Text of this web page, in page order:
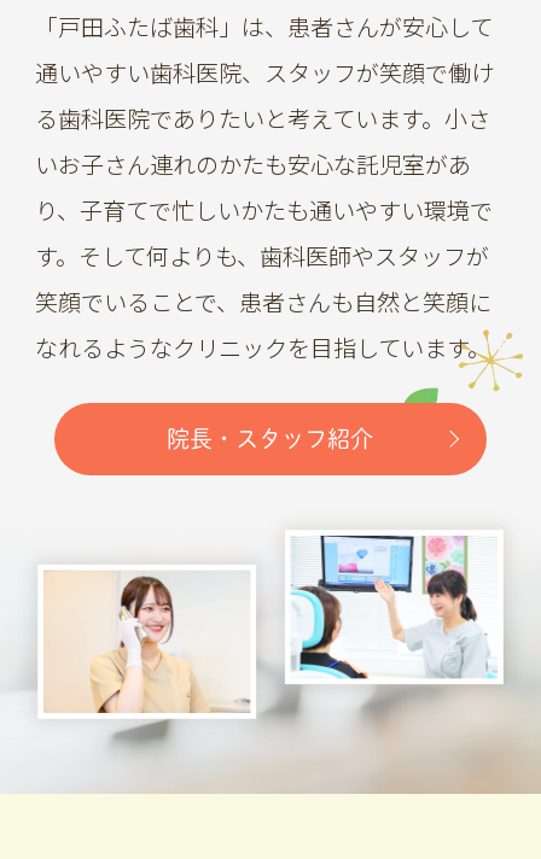
「戸田ふたば歯科」は、患者さんが安心して
通いやすい歯科医院、スタッフが笑顔で働け
る歯科医院でありたいと考えています。小さ
いお子さん連れのかたも安心な託児室があ
り、子育てで忙しいかたも通いやすい環境で
す。そして何よりも、歯科医師やスタッフが
笑顔でいることで、患者さんも自然と笑顔に
なれるようなクリニックを目指しています。
院長・スタッフ紹介